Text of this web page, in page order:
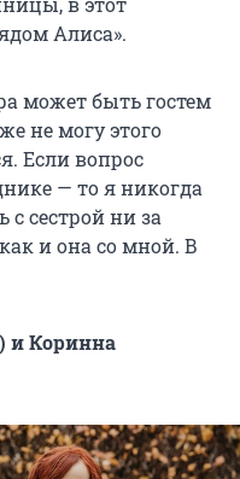
Алиса».
может быть гостем
не могу этого
Если вопрос
— то я никогда
с сестрой ни за
и она со мной. В
и Коринна